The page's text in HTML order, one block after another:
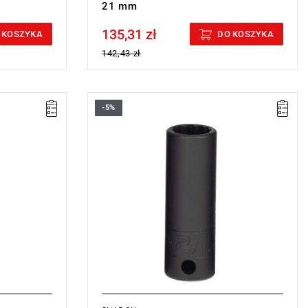
KOSZYKA
21 mm
Price tax included
135,31 zł
142,43 zł
DO KOSZYKA
-5%